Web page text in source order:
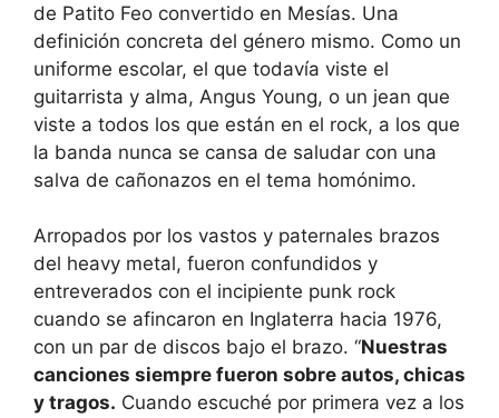
de Patito Feo convertido en Mesías. Una
definición concreta del género mismo. Como un
uniforme escolar, el que todavía viste el
guitarrista y alma, Angus Young, o un jean que
viste a todos los que están en el rock, a los que
la banda nunca se cansa de saludar con una
salva de cañonazos en el tema homónimo.
Arropados por los vastos y paternales brazos
del heavy metal, fueron confundidos y
entreverados con el incipiente punk rock
cuando se afincaron en Inglaterra hacia 1976,
con un par de discos bajo el brazo. “Nuestras
canciones siempre fueron sobre autos, chicas
y tragos. Cuando escuché por primera vez a los